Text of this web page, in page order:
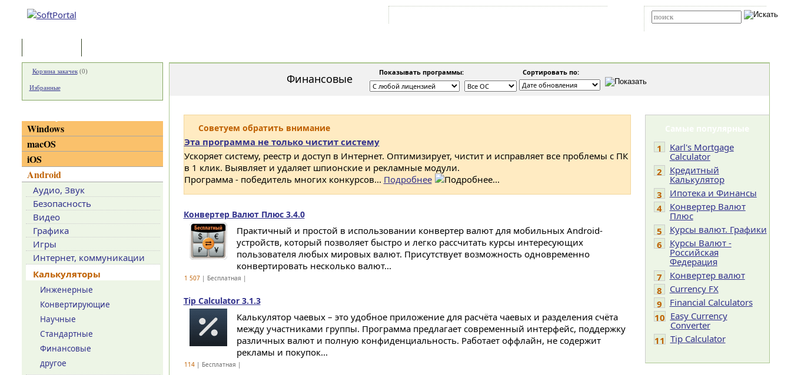
Финансовые Показывать программы: Сортировать по:
Советуем обратить внимание
Эта программа не только чистит систему
Ускоряет систему, реестр и доступ в Интернет. Оптимизирует, чистит и исправляет все проблемы с ПК
в 1 клик. Выявляет и удаляет шпионские и рекламные модули.
Программа - победитель многих конкурсов... Подробнее
Конвертер Валют Плюс 3.4.0
Практичный и простой в использовании конвертер валют для мобильных Android-
устройств, который позволяет быстро и легко рассчитать курсы интересующих
пользователя любых мировых валют. Присутствует возможность одновременно
конвертировать несколько валют...
1 507| Бесплатная |
Tip Calculator 3.1.3
Калькулятор чаевых – это удобное приложение для расчёта чаевых и разделения счёта
между участниками группы. Программа предлагает современный интерфейс, поддержку
различных валют и полную конфиденциальность. Работает оффлайн, не содержит
рекламы и покупок...
114| Бесплатная |
Самые популярные
1
Karl's Mortgage
Calculator
2
Кредитный
Калькулятор
3
Ипотека и Финансы
4
Конвертер Валют
Плюс
5
Курсы валют. Графики
6
Курсы Валют -
Российская
Федерация
7
Конвертер валют
8
Currency FX
9
Financial Calculators
10 Easy Currency
Converter
11 Tip Calculator
Корзина закачек(0)
Избранные
Windows
macOS
iOS
Android
Аудио, Звук
Безопасность
Видео
Графика
Игры
Интернет, коммуникации
Калькуляторы
Инженерные
Конвертирующие
Научные
Стандартные
Финансовые
другое